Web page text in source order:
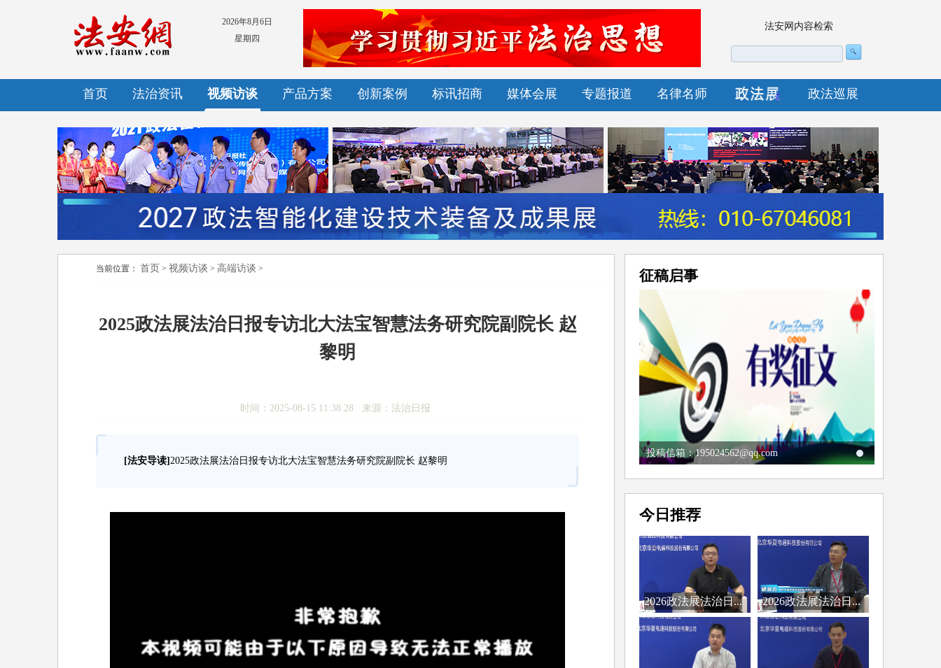
2026年8月6日
星期四
法安网内容检索
首页 法治资讯 视频访谈 产品方案 创新案例 标讯招商 媒体会展 专题报道 名律名师 政法巡展
当前位置： 首页 > 视频访谈 > 高端访谈 >
2025政法展法治日报专访北大法宝智慧法务研究院副院长 赵
黎明
时间：2025-08-15 11:38:28 来源：法治日报
[法安导读] 2025政法展法治日报专访北大法宝智慧法务研究院副院长 赵黎明
征稿启事
投稿信箱：195024562@qq.com
今日推荐
2026政法展法治日... 2026政法展法治日...